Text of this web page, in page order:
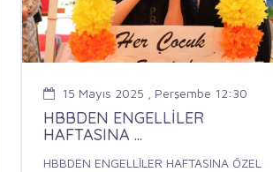
15 Mayıs 2025 , Perşembe 12:30
HBBDEN ENGELLİLER
HAFTASINA ...
HBBDEN ENGELLİLER HAFTASINA ÖZEL